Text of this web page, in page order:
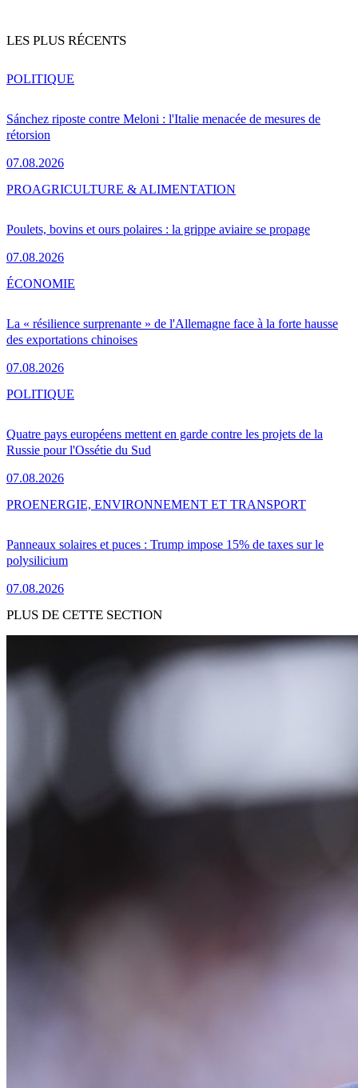
LES PLUS RÉCENTS
Sánchez riposte contre Meloni : l'Italie menacée de mesures de
rétorsion
07.08.2026
POLITIQUE
Poulets, bovins et ours polaires : la grippe aviaire se propage
07.08.2026
PROAGRICULTURE & ALIMENTATION
La « résilience surprenante » de l'Allemagne face à la forte hausse
des exportations chinoises
07.08.2026
ÉCONOMIE
Quatre pays européens mettent en garde contre les projets de la
Russie pour l'Ossétie du Sud
07.08.2026
POLITIQUE
Panneaux solaires et puces : Trump impose 15% de taxes sur le
polysilicium
07.08.2026
PROENERGIE, ENVIRONNEMENT ET TRANSPORT
PLUS DE CETTE SECTION